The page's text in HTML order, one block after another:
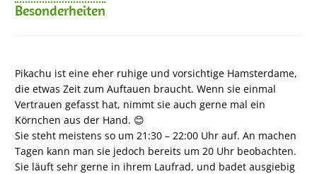
Besonderheiten
Pikachu ist eine eher ruhige und vorsichtige Hamsterdame,
die etwas Zeit zum Auftauen braucht. Wenn sie einmal
Vertrauen gefasst hat, nimmt sie auch gerne mal ein
Körnchen aus der Hand. 😊
Sie steht meistens so um 21:30 – 22:00 Uhr auf. An machen
Tagen kann man sie jedoch bereits um 20 Uhr beobachten.
Sie läuft sehr gerne in ihrem Laufrad, und badet ausgiebig